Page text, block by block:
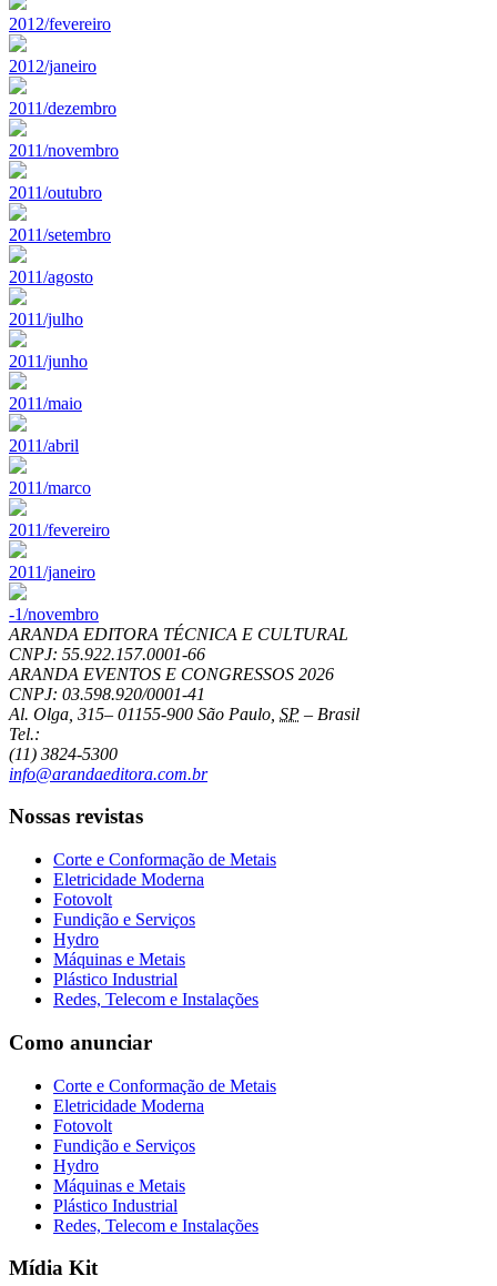
2012/fevereiro
2012/janeiro
2011/dezembro
2011/novembro
2011/outubro
2011/setembro
2011/agosto
2011/julho
2011/junho
2011/maio
2011/abril
2011/marco
2011/fevereiro
2011/janeiro
-1/novembro
ARANDA EDITORA TÉCNICA E CULTURAL
CNPJ: 55.922.157.0001-66
ARANDA EVENTOS E CONGRESSOS 2026
CNPJ: 03.598.920/0001-41
Al. Olga, 315– 01155-900 São Paulo SP – Brasil
Tel.:
(11) 3824-5300
info@arandaeditora.com.br
Nossas revistas
Corte e Conformação de Metais
Eletricidade Moderna
Fotovolt
Fundição e Serviços
Hydro
Máquinas e Metais
Plástico Industrial
Redes, Telecom e Instalações
Como anunciar
Corte e Conformação de Metais
Eletricidade Moderna
Fotovolt
Fundição e Serviços
Hydro
Máquinas e Metais
Plástico Industrial
Redes, Telecom e Instalações
Mídia Kit